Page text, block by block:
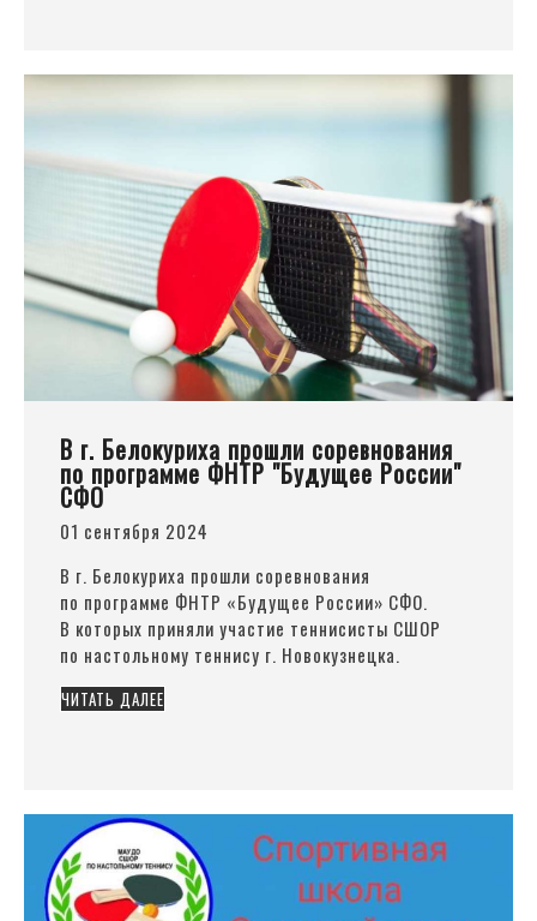
В г. Белокуриха прошли соревнования
по программе ФНТР "Будущее России"
СФО
01 сентября 2024
В г. Белокуриха прошли соревнования
по программе ФНТР «Будущее России» СФО.
В которых приняли участие теннисисты СШОР
по настольному теннису г. Новокузнецка.
ЧИТАТЬ ДАЛЕЕ